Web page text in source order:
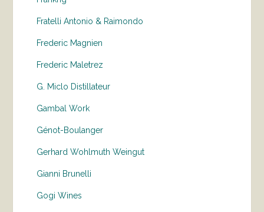
Fratelli Antonio & Raimondo
Frederic Magnien
Frederic Maletrez
G. Miclo Distillateur
Gambal Work
Génot-Boulanger
Gerhard Wohlmuth Weingut
Gianni Brunelli
Gogi Wines